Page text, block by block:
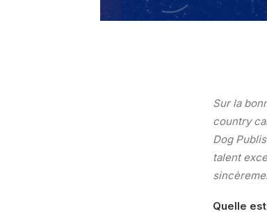
Sur la
country
Dog
talent
Quelle